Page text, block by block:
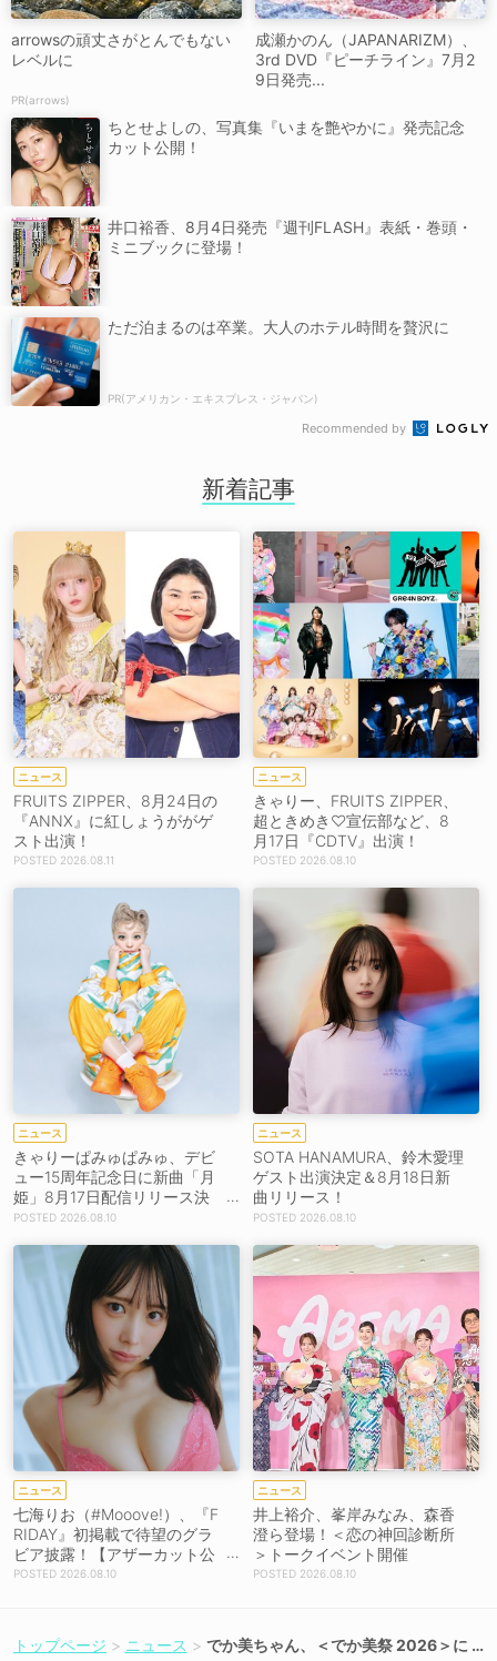
arrowsの頑丈さがとんでもない
レベルに
PR(arrows)
成瀬かのん（JAPANARIZM）、
3rd DVD『ピーチライン』7月2
9日発売...
ちとせよしの、写真集『いまを艶やかに』発売記念
カット公開！
井口裕香、8月4日発売『週刊FLASH』表紙・巻頭・
ミニブックに登場！
ただ泊まるのは卒業。大人のホテル時間を贅沢に
PR(アメリカン・エキスプレス・ジャパン)
Recommended by
新着記事
ニュース
FRUITS ZIPPER、8月24日の
『ANNX』に紅しょうががゲ
スト出演！
2026.08.11
ニュース
きゃりー、FRUITS ZIPPER、
超ときめき♡宣伝部など、8
月17日『CDTV』出演！
2026.08.10
ニュース
きゃりーぱみゅぱみゅ、デビ
ュー15周年記念日に新曲「月
姫」8月17日配信リリース決
定！
2026.08.10
ニュース
SOTA HANAMURA、鈴木愛理
ゲスト出演決定＆8月18日新
曲リリース！
2026.08.10
ニュース
七海りお（#Mooove!）、『F
RIDAY』初掲載で待望のグラ
ビア披露！【アザーカット公
開】
2026.08.10
ニュース
井上裕介、峯岸みなみ、森香
澄ら登場！＜恋の神回診断所
＞トークイベント開催
2026.08.10
トップページ ニュース
でか美ちゃん、＜でか美祭 2026＞に